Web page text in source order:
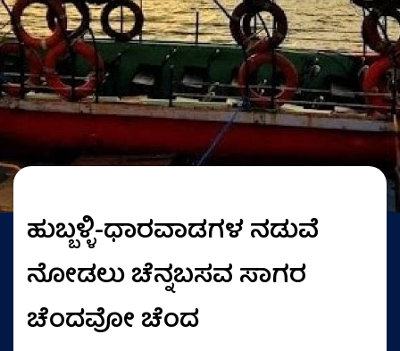
ಹುಬ್ಬಳ್ಳಿ-ಧಾರವಾಡಗಳ ನಡುವೆ
ನೋಡಲು ಚೆನ್ನಬಸವ ಸಾಗರ
ಚೆಂದವೋ ಚೆಂದ